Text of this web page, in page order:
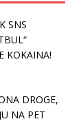
SNS
KOKAINA!
DROGE,
NA PET